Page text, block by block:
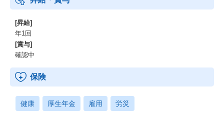
[昇給]
年1回
[賞与]
確認中
保険
健康 厚生年金 雇用 労災